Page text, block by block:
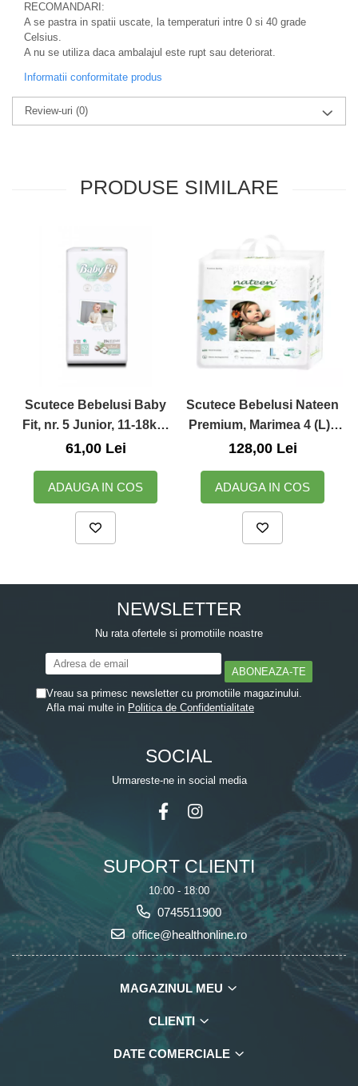
produse)
Zuluff Diapers (70 produse)
RECOMANDARI:
A se pastra in spatii uscate, la temperaturi intre 0 si 40 grade
Celsius.
A nu se utiliza daca ambalajul este rupt sau deteriorat.
Informatii conformitate produs
Review-uri (0)
PRODUSE SIMILARE
Scutece Bebelusi Baby
Fit, nr. 5 Junior, 11-18kg,
52 buc
61,00 Lei
ADAUGA IN COS
Scutece Bebelusi Nateen
Premium, Marimea 4 (L) -
7-18kg, 64buc.
128,00 Lei
ADAUGA IN COS
NEWSLETTER
Nu rata ofertele si promotiile noastre
Vreau sa primesc newsletter cu promotiile magazinului.
Afla mai multe in Politica de Confidentialitate
SOCIAL
Urmareste-ne in social media
SUPORT CLIENTI
10:00 - 18:00
0745511900
office@healthonline.ro
MAGAZINUL MEU
CLIENTI
DATE COMERCIALE